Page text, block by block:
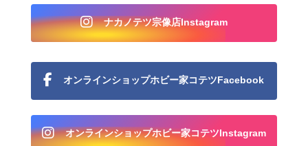
ナカノテツ宗像店Instagram
オンラインショップホビー家コテツFacebook
オンラインショップホビー家コテツInstagram